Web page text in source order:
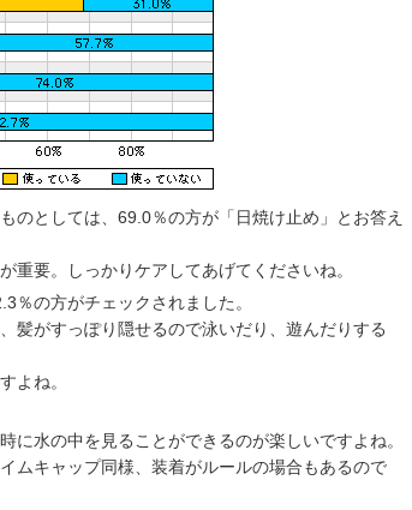
のとしては、69.0％の方が「日焼け止め」とお答え
重要。しっかりケアしてあげてくださいね。
％の方がチェックされました。
髪がすっぽり隠せるので泳いだり、遊んだりする
よね。
に水の中を見ることができるのが楽しいですよね。
ムキャップ同様、装着がルールの場合もあるので